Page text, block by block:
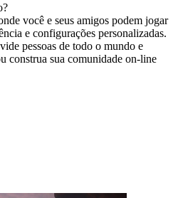
você e seus amigos podem jogar
e configurações personalizadas.
pessoas de todo o mundo e
construa sua comunidade on-line